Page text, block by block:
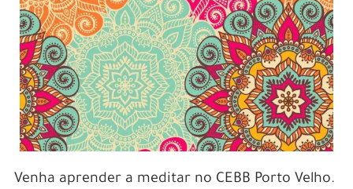
Venha aprender a meditar no CEBB Porto Velho.